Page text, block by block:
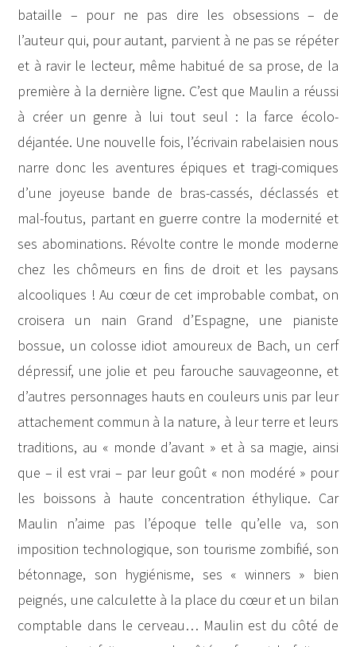
bataille – pour ne pas dire les obsessions – de
l’auteur qui, pour autant, parvient à ne pas se répéter
et à ravir le lecteur, même habitué de sa prose, de la
première à la dernière ligne. C’est que Maulin a réussi
à créer un genre à lui tout seul : la farce écolo-
déjantée. Une nouvelle fois, l’écrivain rabelaisien nous
narre donc les aventures épiques et tragi-comiques
d’une joyeuse bande de bras-cassés, déclassés et
mal-foutus, partant en guerre contre la modernité et
ses abominations. Révolte contre le monde moderne
chez les chômeurs en fins de droit et les paysans
alcooliques ! Au cœur de cet improbable combat, on
croisera un nain Grand d’Espagne, une pianiste
bossue, un colosse idiot amoureux de Bach, un cerf
dépressif, une jolie et peu farouche sauvageonne, et
d’autres personnages hauts en couleurs unis par leur
attachement commun à la nature, à leur terre et leurs
traditions, au « monde d’avant » et à sa magie, ainsi
que – il est vrai – par leur goût « non modéré » pour
les boissons à haute concentration éthylique. Car
Maulin n’aime pas l’époque telle qu’elle va, son
imposition technologique, son tourisme zombifié, son
bétonnage, son hygiénisme, ses « winners » bien
peignés, une calculette à la place du cœur et un bilan
comptable dans le cerveau… Maulin est du côté de